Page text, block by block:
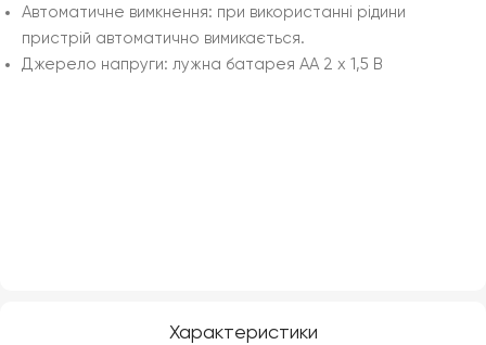
Характеристики
Автоматичне вимкнення: при використанні рідини
пристрій автоматично вимикається.
Джерело напруги: лужна батарея AA 2 x 1,5 В